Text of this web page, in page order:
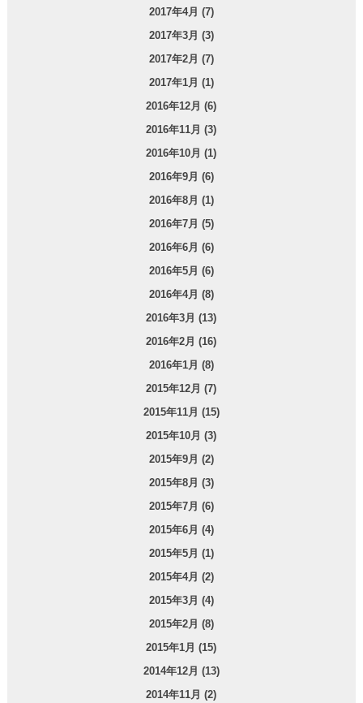
2017年4月 (7)
2017年3月 (3)
2017年2月 (7)
2017年1月 (1)
2016年12月 (6)
2016年11月 (3)
2016年10月 (1)
2016年9月 (6)
2016年8月 (1)
2016年7月 (5)
2016年6月 (6)
2016年5月 (6)
2016年4月 (8)
2016年3月 (13)
2016年2月 (16)
2016年1月 (8)
2015年12月 (7)
2015年11月 (15)
2015年10月 (3)
2015年9月 (2)
2015年8月 (3)
2015年7月 (6)
2015年6月 (4)
2015年5月 (1)
2015年4月 (2)
2015年3月 (4)
2015年2月 (8)
2015年1月 (15)
2014年12月 (13)
2014年11月 (2)